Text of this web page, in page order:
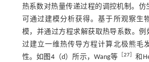
热系数对热量传递过程的调控机制。仿
可通过建模分析获得。基于所观察生
模，并通过方程求解获取热导系数。例
过建立一维热传导方程计算北极熊毛
性。如 图4（d）所示，Wang等 27］和